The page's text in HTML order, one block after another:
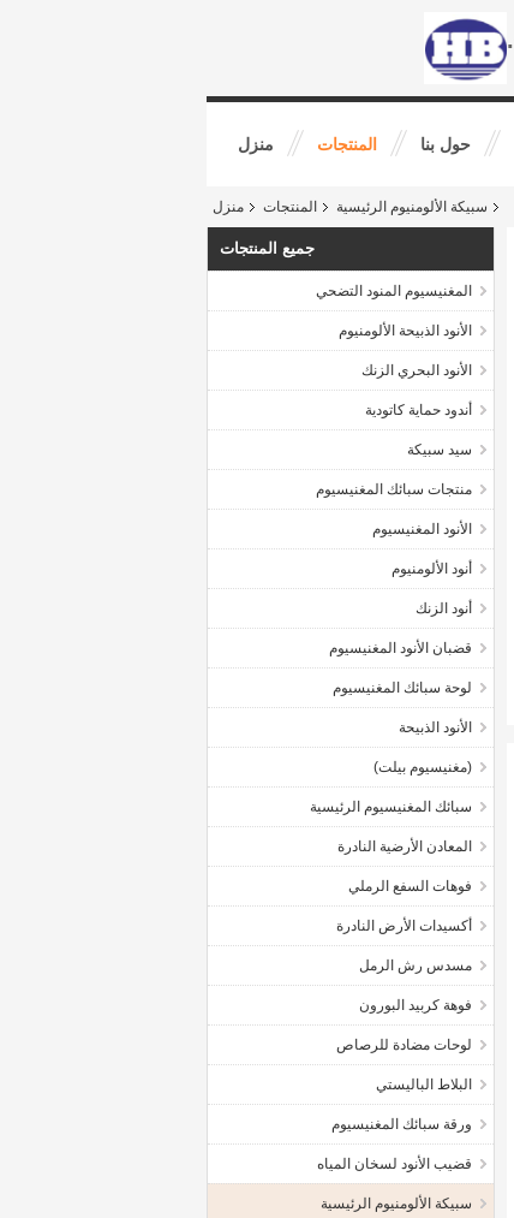
منزل المنتجات حول بنا
منزل المنتجات سبيكة الألومنيوم الرئيسية
جميع المنتجات
المغنيسيوم المنود التضحي
الأنود الذبيحة الألومنيوم
الأنود البحري الزنك
أندود حماية كاتودية
سيد سبيكة
منتجات سبائك المغنيسيوم
الأنود المغنيسيوم
أنود الألومنيوم
أنود الزنك
قضبان الأنود المغنيسيوم
لوحة سبائك المغنيسيوم
الأنود الذبيحة
(مغنيسيوم بيلت)
سبائك المغنيسيوم الرئيسية
المعادن الأرضية النادرة
فوهات السفع الرملي
أكسيدات الأرض النادرة
مسدس رش الرمل
فوهة كربيد البورون
لوحات مضادة للرصاص
البلاط الباليستي
ورقة سبائك المغنيسيوم
قضيب الأنود لسخان المياه
سبيكة الألومنيوم الرئيسية